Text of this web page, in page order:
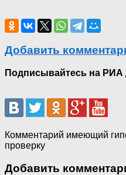
Добавить
Подписывайтесь на РИА
Комментарий имеющий
проверку
Добавить